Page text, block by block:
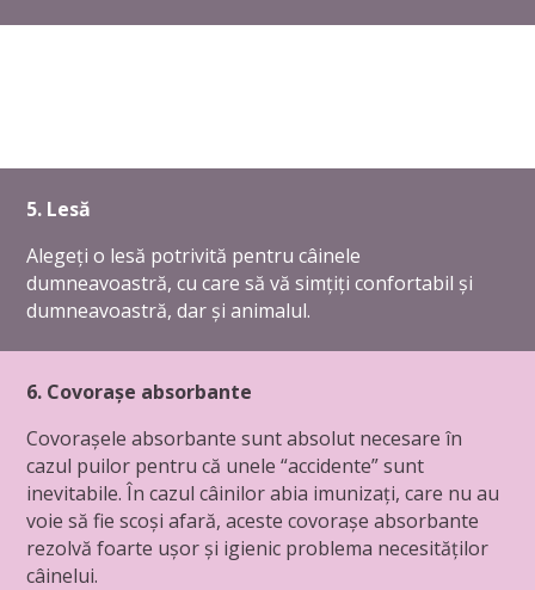
5. Lesă
Alegeți o lesă potrivită pentru câinele
dumneavoastră, cu care să vă simțiți confortabil și
dumneavoastră, dar și animalul.
6. Covorașe absorbante
Covorașele absorbante sunt absolut necesare în
cazul puilor pentru că unele “accidente” sunt
inevitabile. În cazul câinilor abia imunizați, care nu au
voie să fie scoși afară, aceste covorașe absorbante
rezolvă foarte ușor și igienic problema necesităților
câinelui.